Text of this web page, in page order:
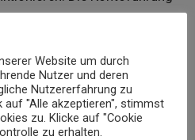
eine Online-
aufheben?
Website um durch
Nutzer und deren
Nutzererfahrung zu
auf "Alle akzeptieren", stimmst
zu. Klicke auf "Cookie
zu erhalten.